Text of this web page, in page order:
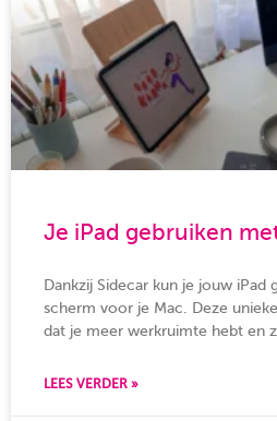
Je iPad gebruiken
Dankzij Sidecar kun je jouw iPad
scherm voor je Mac. Deze
dat je meer werkruimte hebt en
LEES VERDER »